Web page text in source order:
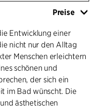
Preise
Entwicklung einer
nicht nur den Alltag
Menschen erleichtern
schönen und
der sich ein
im Bad wünscht. Die
ästhetischen